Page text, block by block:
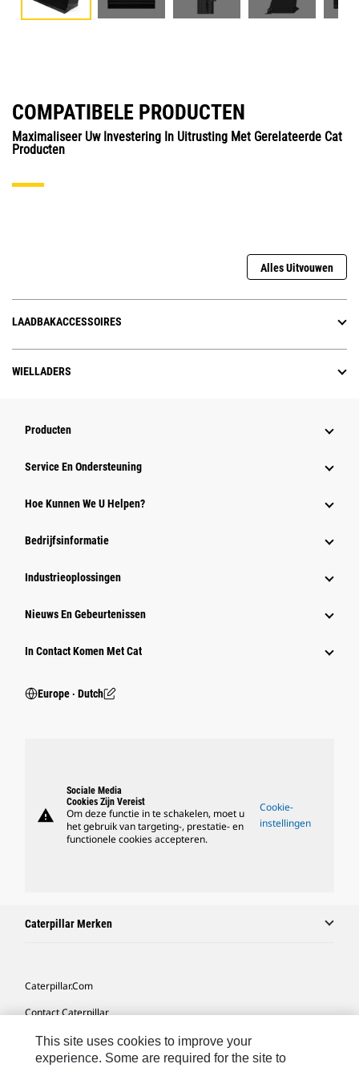
COMPATIBELE PRODUCTEN
Maximaliseer Uw Investering In Uitrusting Met Gerelateerde Cat
Producten
Alles Uitvouwen
LAADBAKACCESSOIRES
WIELLADERS
Producten
Service En Ondersteuning
Hoe Kunnen We U Helpen?
Bedrijfsinformatie
Industrieoplossingen
Nieuws En Gebeurtenissen
In Contact Komen Met Cat
Europe ‧ Dutch
warning
Sociale Media
Cookies Zijn Vereist
Om deze functie in te schakelen, moet u
het gebruik van targeting-, prestatie- en
functionele cookies accepteren.
Cookie-
instellingen
Caterpillar Merken
Caterpillar.com
Contact Caterpillar
Mijn Marketingvoorkeuren
Site Map
This site uses cookies to improve your
experience. Some are required for the site to